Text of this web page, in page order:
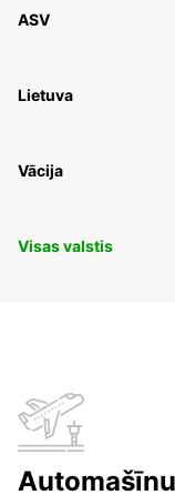
ASV
Lietuva
Vācija
Visas valstis